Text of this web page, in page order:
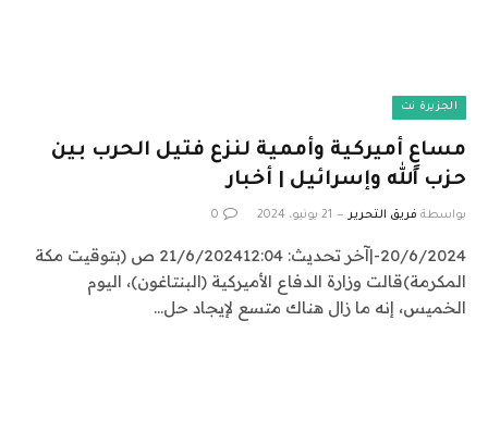
الجزيرة نت
مساعٍ أميركية وأممية لنزع فتيل الحرب بين
حزب الله وإسرائيل | أخبار
بواسطة فريق التحرير 21 يونيو، 2024 0
20/6/2024-|آخر تحديث: 21/6/202412:04 ص (بتوقيت مكة
المكرمة)قالت وزارة الدفاع الأميركية (البنتاغون)، اليوم
الخميس، إنه ما زال هناك متسع لإيجاد حل…